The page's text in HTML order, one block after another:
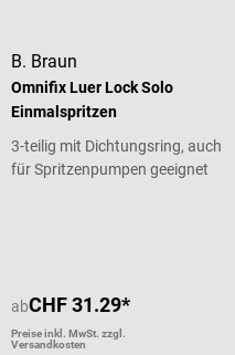
B. Braun
Omnifix Luer Lock Solo
Einmalspritzen
3-teilig mit Dichtungsring, auch
für Spritzenpumpen geeignet
abCHF 31.29*
Preise inkl. MwSt. zzgl.
Versandkosten